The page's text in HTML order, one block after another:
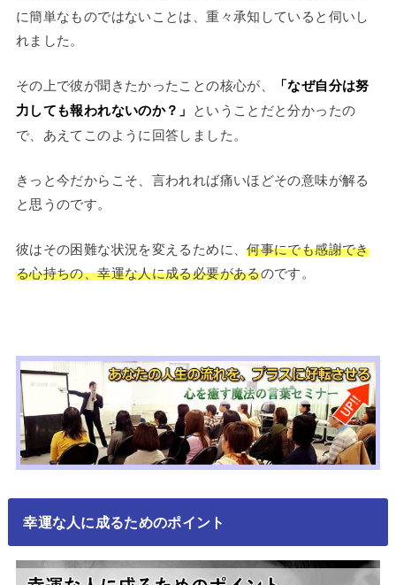
に簡単なものではないことは、重々承知していると伺いし
れました。
その上で彼が聞きたかったことの核心が、
「なぜ自分は努
力しても報われないのか？」 ということだと分かったの
で、あえてこのように回答しました。
きっと今だからこそ、言われれば痛いほどその意味が解る
と思うのです。
彼はその困難な状況を変えるために、何事にでも感謝でき
る心持ちの、幸運な人に成る必要があるのです。
幸運な人に成るためのポイント